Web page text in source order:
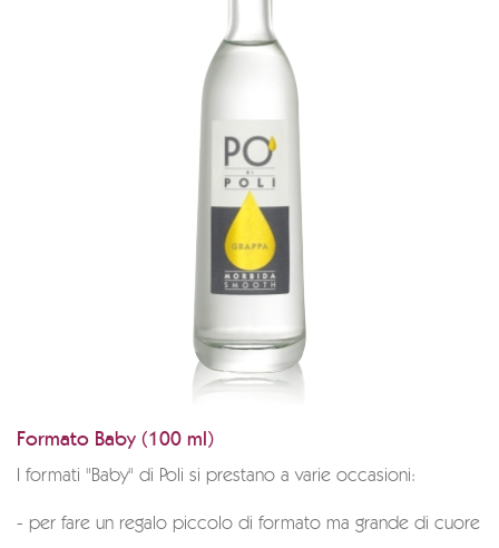
Formato Baby (100 ml)
I formati "Baby" di Poli si prestano a varie occasioni:
- per fare un regalo piccolo di formato ma grande di cuore